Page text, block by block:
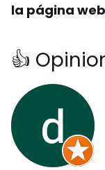
la página web
👍